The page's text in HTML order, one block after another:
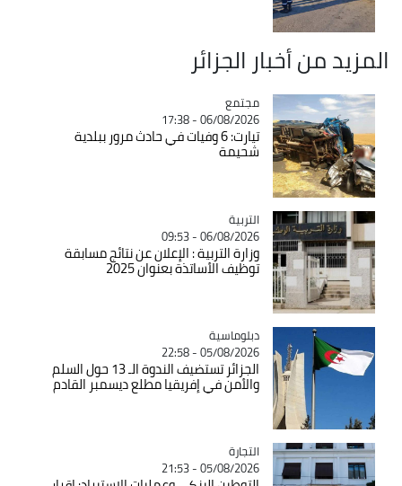
المزيد من أخبار الجزائر
Catégorie
مجتمع
06/08/2026 - 17:38
تيارت: 6 وفيات في حادث مرور ببلدية
شحيمة
Catégorie
التربية
06/08/2026 - 09:53
وزارة التربية : الإعلان عن نتائج مسابقة
توظيف الأساتذة بعنوان 2025
Catégorie
دبلوماسية
05/08/2026 - 22:58
الجزائر تستضيف الندوة الـ 13 حول السلم
والأمن في إفريقيا مطلع ديسمبر القادم
Catégorie
التجارة
05/08/2026 - 21:53